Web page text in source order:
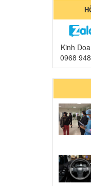
Kinh
0968